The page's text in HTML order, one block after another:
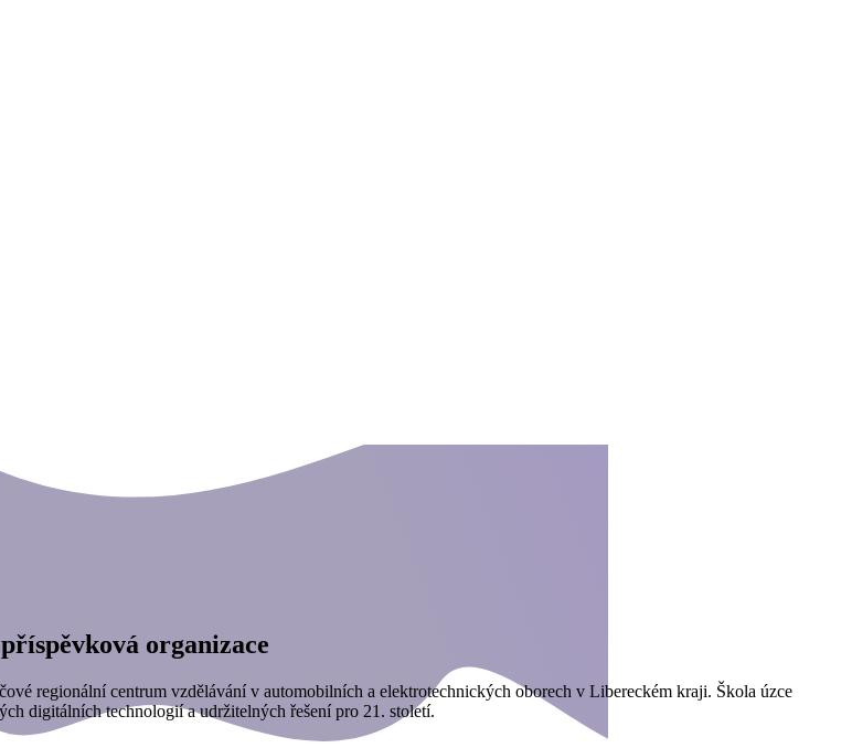
organizace
regionální centrum vzdělávání v automobilních a elektrotechnických oborech v Libereckém kraji. Škola úzce
digitálních technologií a udržitelných řešení pro 21. století.